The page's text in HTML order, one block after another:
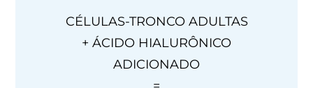
CÉLULAS-TRONCO ADULTAS
+ ÁCIDO HIALURÔNICO
ADICIONADO